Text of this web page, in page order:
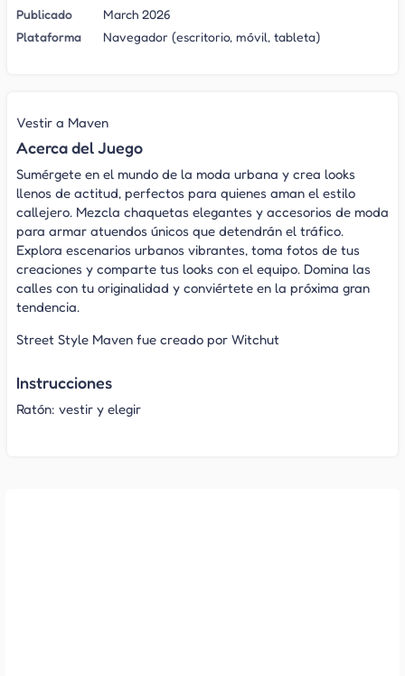
Publicado
March 2026
Plataforma
Navegador (escritorio, móvil, tableta)
Vestir a Maven
Acerca del Juego
Sumérgete en el mundo de la moda urbana y crea looks
llenos de actitud, perfectos para quienes aman el estilo
callejero. Mezcla chaquetas elegantes y accesorios de moda
para armar atuendos únicos que detendrán el tráfico.
Explora escenarios urbanos vibrantes, toma fotos de tus
creaciones y comparte tus looks con el equipo. Domina las
calles con tu originalidad y conviértete en la próxima gran
tendencia.
Street Style Maven fue creado por Witchut
Instrucciones
Ratón: vestir y elegir